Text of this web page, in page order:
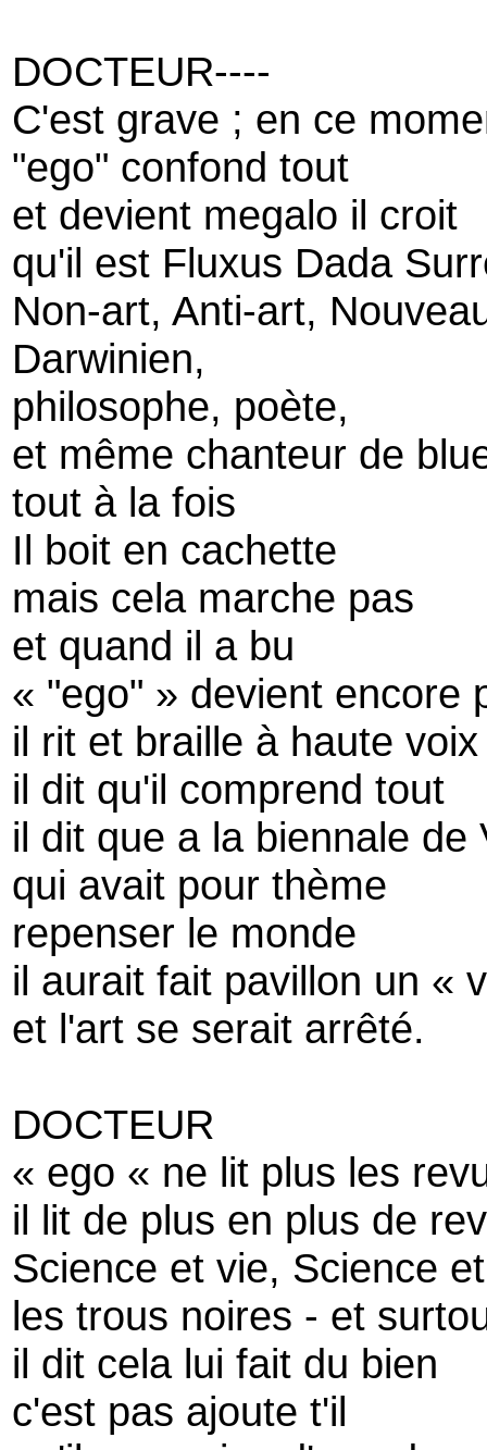
DOCTEUR----
C'est grave ; en ce
"ego" confond tout
et devient megalo il croit
qu'il est Fluxus Dada
Non-art, Anti-art,
Darwinien,
philosophe, poète,
et même chanteur de
tout à la fois
Il boit en cachette
mais cela marche pas
et quand il a bu
« "ego" » devient encore
il rit et braille à haute voix
il dit qu'il comprend tout
il dit que a la biennale de
qui avait pour thème
repenser le monde
il aurait fait pavillon un «
et l'art se serait arrêté.
DOCTEUR
« ego « ne lit plus les
il lit de plus en plus de
Science et vie, Science
les trous noires - et
il dit cela lui fait du bien
c'est pas ajoute t'il